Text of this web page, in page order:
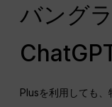
バング
Plusを利用しても、